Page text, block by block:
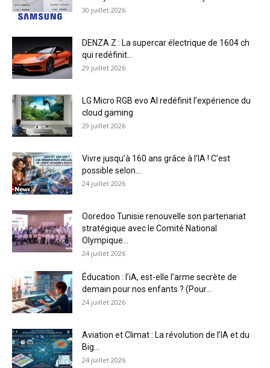
30 juillet 2026
DENZA Z : La supercar électrique de 1604 ch
qui redéfinit...
29 juillet 2026
LG Micro RGB evo AI redéfinit l’expérience du
cloud gaming
29 juillet 2026
Vivre jusqu’à 160 ans grâce à l’IA ! C’est
possible selon...
24 juillet 2026
Ooredoo Tunisie renouvelle son partenariat
stratégique avec le Comité National
Olympique...
24 juillet 2026
Éducation : l’iA, est-elle l’arme secrète de
demain pour nos enfants ? (Pour...
24 juillet 2026
Aviation et Climat : La révolution de l’IA et du
Big...
24 juillet 2026